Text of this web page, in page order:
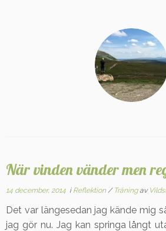
När vinden vänder men
14 december, 2014 i Reflektion/ Träningav
Det var längesedan jag kände mig
jag gör nu. Jag kan springa långt